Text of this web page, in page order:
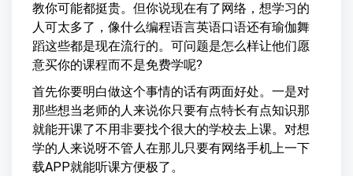
教你可能都挺贵。但你说现在有了网络，想学习的
人可太多了，像什么编程语言英语口语还有瑜伽舞
蹈这些都是现在流行的。可问题是怎么样让他们愿
意买你的课程而不是免费学呢?
首先你要明白做这个事情的话有两面好处。一是对
那些想当老师的人来说你只要有点特长有点知识那
就能开课了不用非要找个很大的学校去上课。对想
学的人来说呀不管人在那儿只要有网络手机上一下
载APP就能听课方便极了。